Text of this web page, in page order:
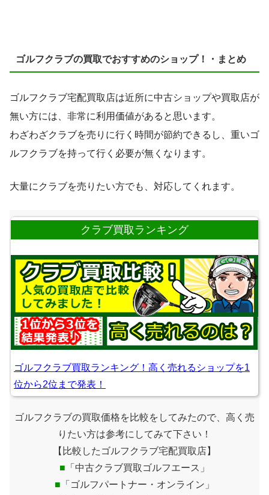
ゴルフクラブの買取でおすすめのショップ！・まとめ
ゴルフクラブ宅配買取店は近所に中古ショップや買取店が
無い方には、非常に利用価値があると思います。
わざわざクラブを売りに行く時間が節約できるし、重いゴ
ルフクラブを持って行く必要が無くなります。
大量にクラブを売りたい方でも、対応してくれます。
クラブ買取ランキング
ゴルフクラブ買取ランキング！高く売れるショップを1
位から2位まで発表！
ゴルフクラブの買取価格を比較をしてみたので、高く売
りたい方は参考にしてみて下さい！
【比較したゴルフクラブ宅配買取店】
■ 「中古クラブ買取ゴルフエース」
■ 「ゴルフパートナー・オンライン」